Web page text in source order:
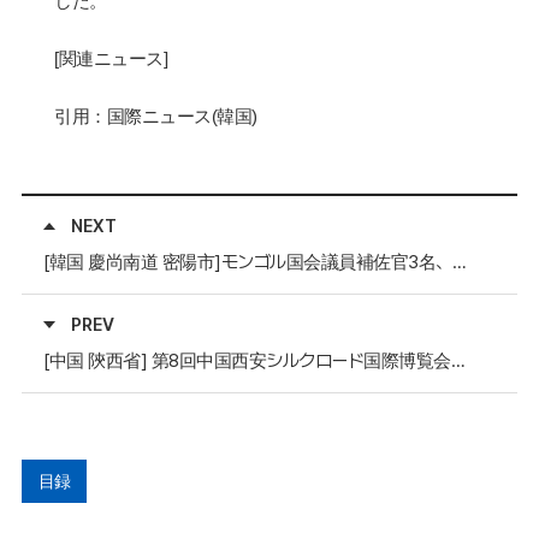
[関連ニュース]
引用：国際ニュース(韓国)
NEXT
[韓国 慶尚南道 密陽市]モンゴル国会議員補佐官3名、密陽市農業技術センターを見学
PREV
[中国 陝西省] 第8回中国西安シルクロード国際博覧会参加企業募集
目録